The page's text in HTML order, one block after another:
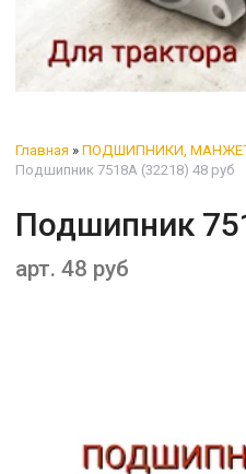
Главная » ПОДШИПНИКИ,
Подшипник 7518А (32218) 48 руб
Подшипник
арт. 48 руб